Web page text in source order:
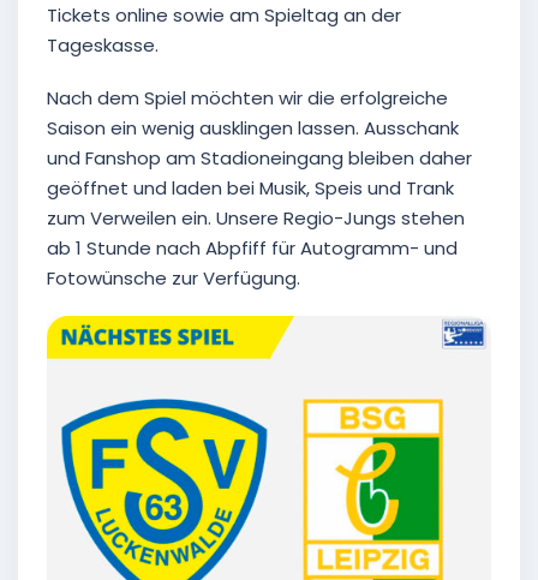
Tickets online sowie am Spieltag an der
Tageskasse.
Nach dem Spiel möchten wir die erfolgreiche
Saison ein wenig ausklingen lassen. Ausschank
und Fanshop am Stadioneingang bleiben daher
geöffnet und laden bei Musik, Speis und Trank
zum Verweilen ein. Unsere Regio-Jungs stehen
ab 1 Stunde nach Abpfiff für Autogramm- und
Fotowünsche zur Verfügung.